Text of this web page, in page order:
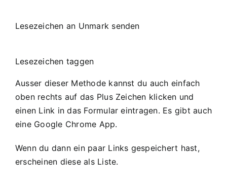
Lesezeichen an Unmark senden
Lesezeichen taggen
Ausser dieser Methode kannst du auch einfach
oben rechts auf das Plus Zeichen klicken und
einen Link in das Formular eintragen. Es gibt auch
eine Google Chrome App.
Wenn du dann ein paar Links gespeichert hast,
erscheinen diese als Liste.